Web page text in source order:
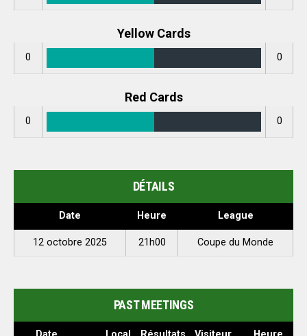
Yellow Cards
0 0
Red Cards
0 0
DÉTAILS
Date Heure League
12 octobre 2025 21h00 Coupe du Monde
PAST MEETINGS